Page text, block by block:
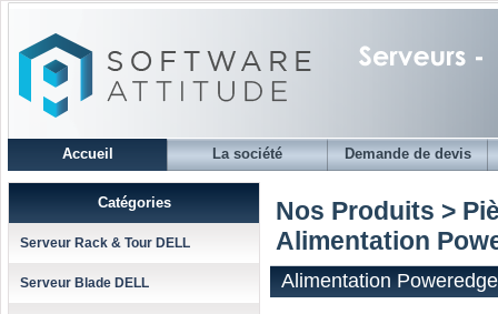
Accueil La société Demande de devis
Catégories
Serveur Rack & Tour DELL
Serveur Blade DELL
Nos Produits >
Alimentation
Alimentation